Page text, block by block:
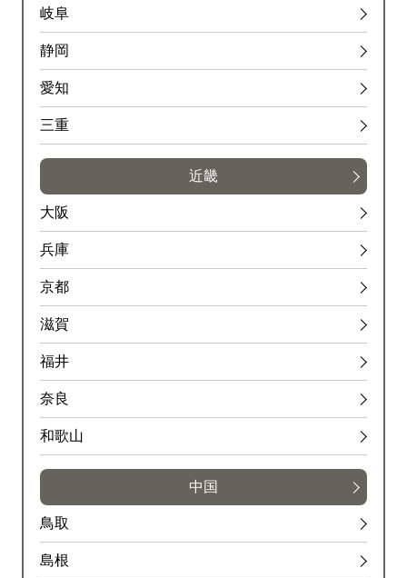
岐阜
静岡
愛知
三重
近畿
大阪
兵庫
京都
滋賀
福井
奈良
和歌山
中国
鳥取
島根